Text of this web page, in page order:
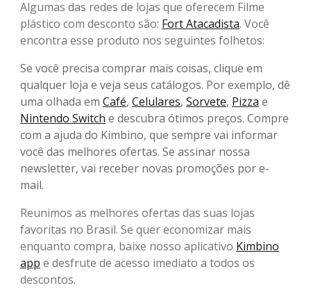
Algumas das redes de lojas que oferecem Filme
plástico com desconto são: Fort Atacadista. Você
encontra esse produto nos seguintes folhetos:
Se você precisa comprar mais coisas, clique em
qualquer loja e veja seus catálogos. Por exemplo, dê
uma olhada em Café, Celulares, Sorvete, Pizza e
Nintendo Switch e descubra ótimos preços. Compre
com a ajuda do Kimbino, que sempre vai informar
você das melhores ofertas. Se assinar nossa
newsletter, vai receber novas promoções por e-
mail.
Reunimos as melhores ofertas das suas lojas
favoritas no Brasil. Se quer economizar mais
enquanto compra, baixe nosso aplicativo Kimbino
app e desfrute de acesso imediato a todos os
descontos.